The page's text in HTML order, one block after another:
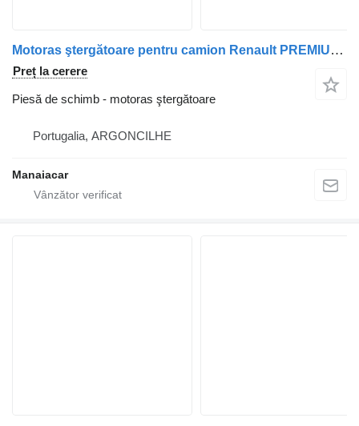
Motoras ştergătoare pentru camion Renault PREMIUM 420
Preț la cerere
Piesă de schimb - motoras ştergătoare
Portugalia, ARGONCILHE
Manaiacar